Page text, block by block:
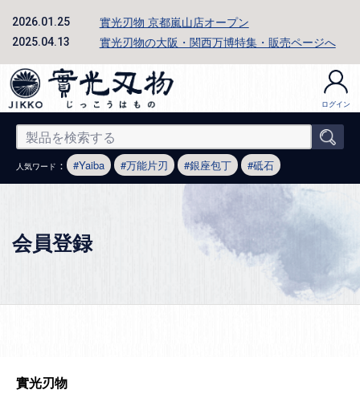
2026.01.25 實光刃物 京都嵐山店オープン
2025.04.13 實光刃物の大阪・関西万博特集・販売ページへ
ログイン
人気ワード ： Yaiba 万能片刃 銀座包丁 砥石
会員登録